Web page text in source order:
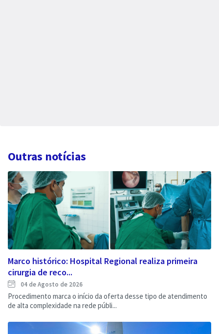
Outras notícias
Marco histórico: Hospital Regional realiza primeira
cirurgia de reco...
04 de Agosto de 2026
Procedimento marca o início da oferta desse tipo de atendimento
de alta complexidade na rede públi...